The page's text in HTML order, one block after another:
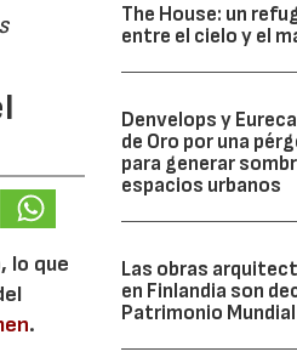
lo que
.
The House: un
entre el cielo y el
Denvelops y
de Oro por una
para generar
espacios urbanos
Las obras
en Finlandia son
Patrimonio